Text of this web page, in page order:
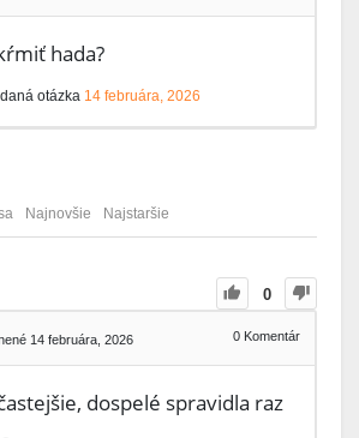
hada?
otázka 14 februára, 2026
Najnovšie Najstaršie
0
14 februára, 2026 0 Komentár
dospelé spravidla raz